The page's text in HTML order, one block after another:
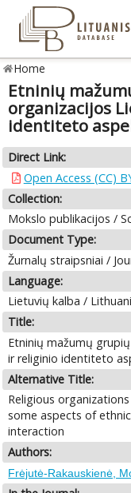
Home
Etninių
organizacijos
identiteto
Direct Link:
Open Access (CC)
Collection:
Mokslo publikacijos /
Document Type:
Žurnalų straipsniai /
Language:
Lietuvių kalba /
Title:
Etninių mažumų
ir religinio identiteto
Alternative Title:
Religious
some aspects of
interaction
Authors:
Frėjutė-Rakauskienė,